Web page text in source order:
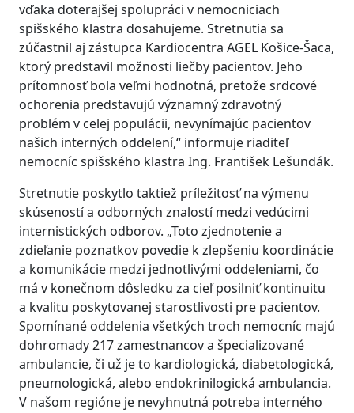
vďaka doterajšej spolupráci v nemocniciach
spišského klastra dosahujeme. Stretnutia sa
zúčastnil aj zástupca Kardiocentra AGEL Košice-Šaca,
ktorý predstavil možnosti liečby pacientov. Jeho
prítomnosť bola veľmi hodnotná, pretože srdcové
ochorenia predstavujú významný zdravotný
problém v celej populácii, nevynímajúc pacientov
našich interných oddelení,“ informuje riaditeľ
nemocníc spišského klastra Ing. František Lešundák.
Stretnutie poskytlo taktiež príležitosť na výmenu
skúseností a odborných znalostí medzi vedúcimi
internistických odborov. „Toto zjednotenie a
zdieľanie poznatkov povedie k zlepšeniu koordinácie
a komunikácie medzi jednotlivými oddeleniami, čo
má v konečnom dôsledku za cieľ posilniť kontinuitu
a kvalitu poskytovanej starostlivosti pre pacientov.
Spomínané oddelenia všetkých troch nemocníc majú
dohromady 217 zamestnancov a špecializované
ambulancie, či už je to kardiologická, diabetologická,
pneumologická, alebo endokrinilogická ambulancia.
V našom regióne je nevyhnutná potreba interného